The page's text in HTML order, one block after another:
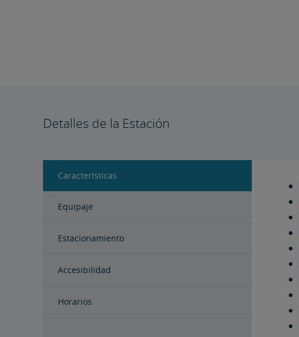
Detalles de la Estación
Características
Equipaje
Estacionamiento
Accesibilidad
Horarios